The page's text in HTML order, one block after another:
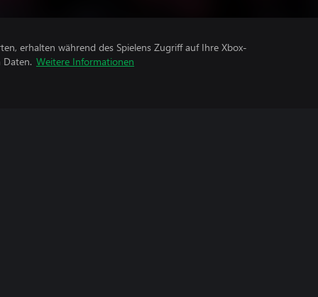
erhalten während des Spielens Zugriff auf Ihre Xbox-
Weitere Informationen